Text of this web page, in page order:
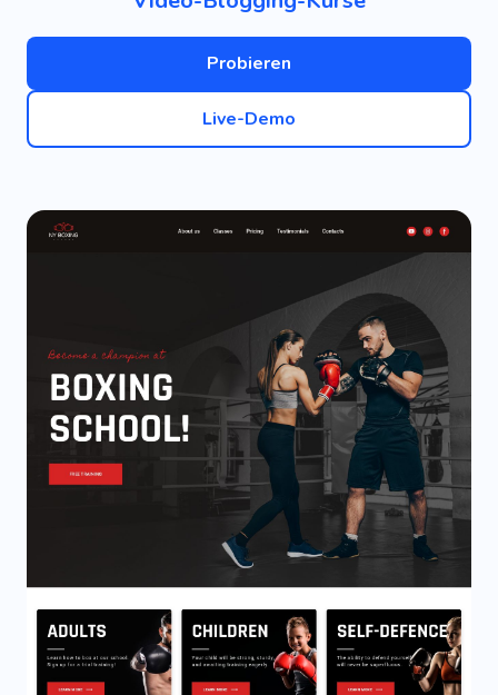
Probieren
Live-Demo